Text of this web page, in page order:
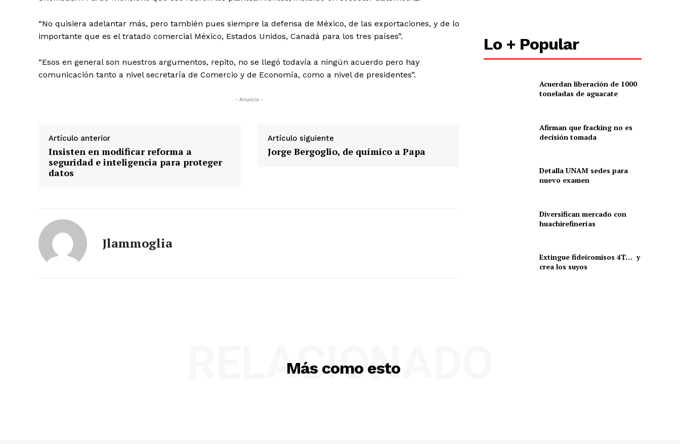
“No quisiera adelantar más, pero también pues siempre la defensa de México, de las exportaciones, y de lo
importante que es el tratado comercial México, Estados Unidos, Canadá para los tres países”.
“Esos en general son nuestros argumentos, repito, no se llegó todavía a ningún acuerdo pero hay
comunicación tanto a nivel secretaría de Comercio y de Economía, como a nivel de presidentes”.
- Anuncio -
Artículo anterior
Insisten en modificar reforma a
seguridad e inteligencia para proteger
datos
Artículo siguiente
Jorge Bergoglio, de químico a Papa
Jlammoglia
Lo + Popular
Acuerdan liberación de 1000
toneladas de aguacate
Afirman que fracking no es
decisión tomada
Detalla UNAM sedes para
nuevo examen
Diversifican mercado con
huachirefinerías
Extingue fideicomisos 4T… y
crea los suyos
Más como esto
RELACIONADO